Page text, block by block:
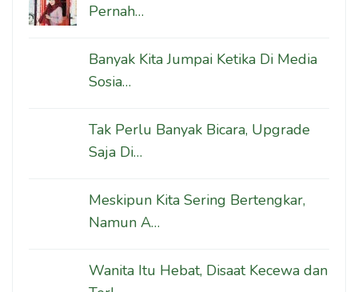
Pernah…
Banyak Kita Jumpai Ketika Di Media
Sosia…
Tak Perlu Banyak Bicara, Upgrade
Saja Di…
Meskipun Kita Sering Bertengkar,
Namun A…
Wanita Itu Hebat, Disaat Kecewa dan